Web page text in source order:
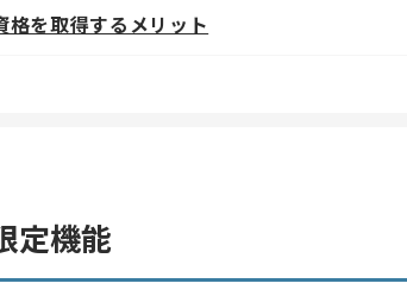
格を取得するメリット
定機能